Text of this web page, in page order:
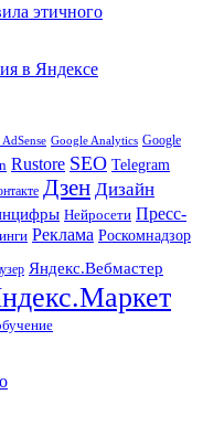
этичного
в Яндексе
Google Analytics Google
Rustore SEO Telegram
Дзен Дизайн
Нейросети Пресс-
Реклама Роскомнадзор
Яндекс.Вебмастер